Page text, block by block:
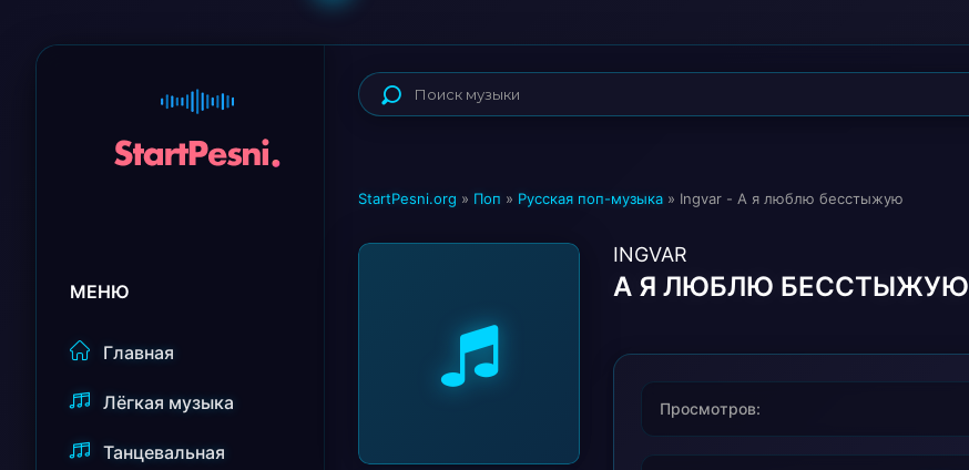
МЕНЮ
Главная
Лёгкая музыка
Танцевальная
StartPesni.org » Поп » Русская поп-музыка » Ingvar - А я люблю бесстыжую
INGVAR
А Я ЛЮБЛЮ БЕССТЫЖУЮ
Просмотров: